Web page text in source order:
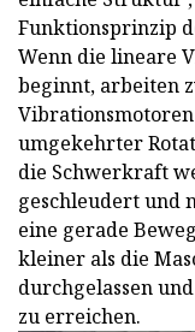
Funktionsprinzip
Wenn die lineare
beginnt, arbeiten
umgekehrter
die Schwerkraft
geschleudert und
eine gerade
kleiner als die
durchgelassen
zu erreichen.